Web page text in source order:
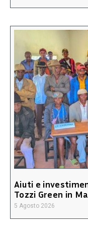
Aiuti e
Tozzi Green in
5 Agosto 2026